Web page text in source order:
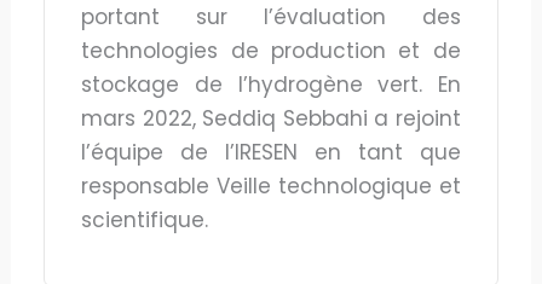
portant sur l’évaluation des
technologies de production et de
stockage de l’hydrogène vert. En
mars 2022, Seddiq Sebbahi a rejoint
l’équipe de l’IRESEN en tant que
responsable Veille technologique et
scientifique.